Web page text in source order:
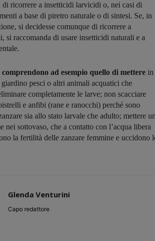
ricorrere a insetticidi larvicidi o, nei casi di
a base di piretro naturale o di sintesi. Se, in
si decidesse comunque di ricorrere a
si raccomanda di usare insetticidi naturali e a
ad esempio quello di mettere in
pesci o altri animali acquatici che
completamente le larve; non scacciare
e anfibi (rane e ranocchi) perché sono
sia allo stato larvale che adulto; mettere
nei sottovaso, che a contatto con l’acqua libera
la fertilità delle zanzare femmine e uccidono
Glenda Venturini
Capo redattore